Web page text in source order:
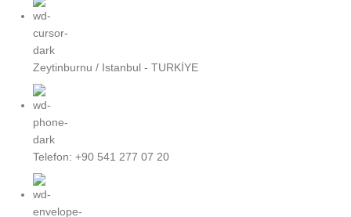
Zeytinburnu / Istanbul - TURKİYE
Telefon: +90 541 277 07 20